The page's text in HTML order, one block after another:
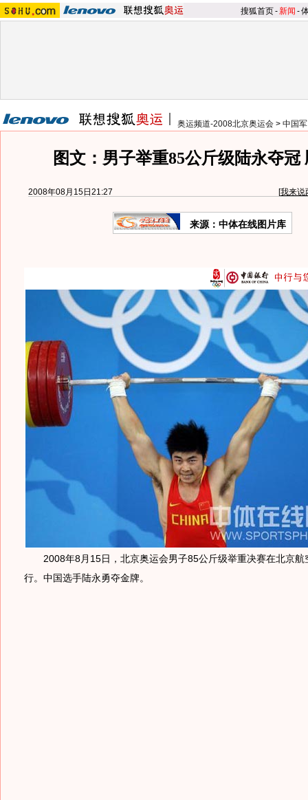
搜狐首页-新闻 -
奥运频道-2008北京奥运会 > 中国
图文：男子举重85公斤级陆永夺冠
2008年08月15日21:27 [我来说
来源：中体在线图片库
2008年8月15日，北京奥运会男子85公斤级举重决赛在北京航
行。中国选手陆永勇夺金牌。